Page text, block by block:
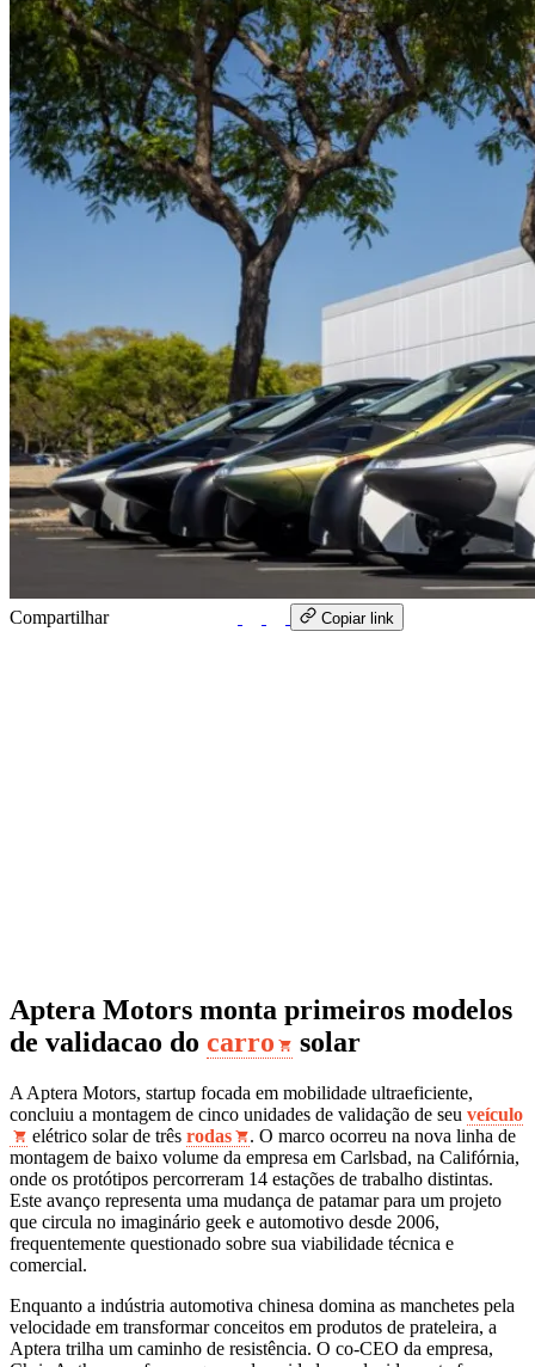
Compartilhar Copiar link
Aptera Motors monta primeiros modelos
de validacao do carro solar
A Aptera Motors, startup focada em mobilidade ultraeficiente,
concluiu a montagem de cinco unidades de validação de seu veículo
elétrico solar de três rodas
. O marco ocorreu na nova linha de
montagem de baixo volume da empresa em Carlsbad, na Califórnia,
onde os protótipos percorreram 14 estações de trabalho distintas.
Este avanço representa uma mudança de patamar para um projeto
que circula no imaginário geek e automotivo desde 2006,
frequentemente questionado sobre sua viabilidade técnica e
comercial.
Enquanto a indústria automotiva chinesa domina as manchetes pela
velocidade em transformar conceitos em produtos de prateleira, a
Aptera trilha um caminho de resistência. O co-CEO da empresa,